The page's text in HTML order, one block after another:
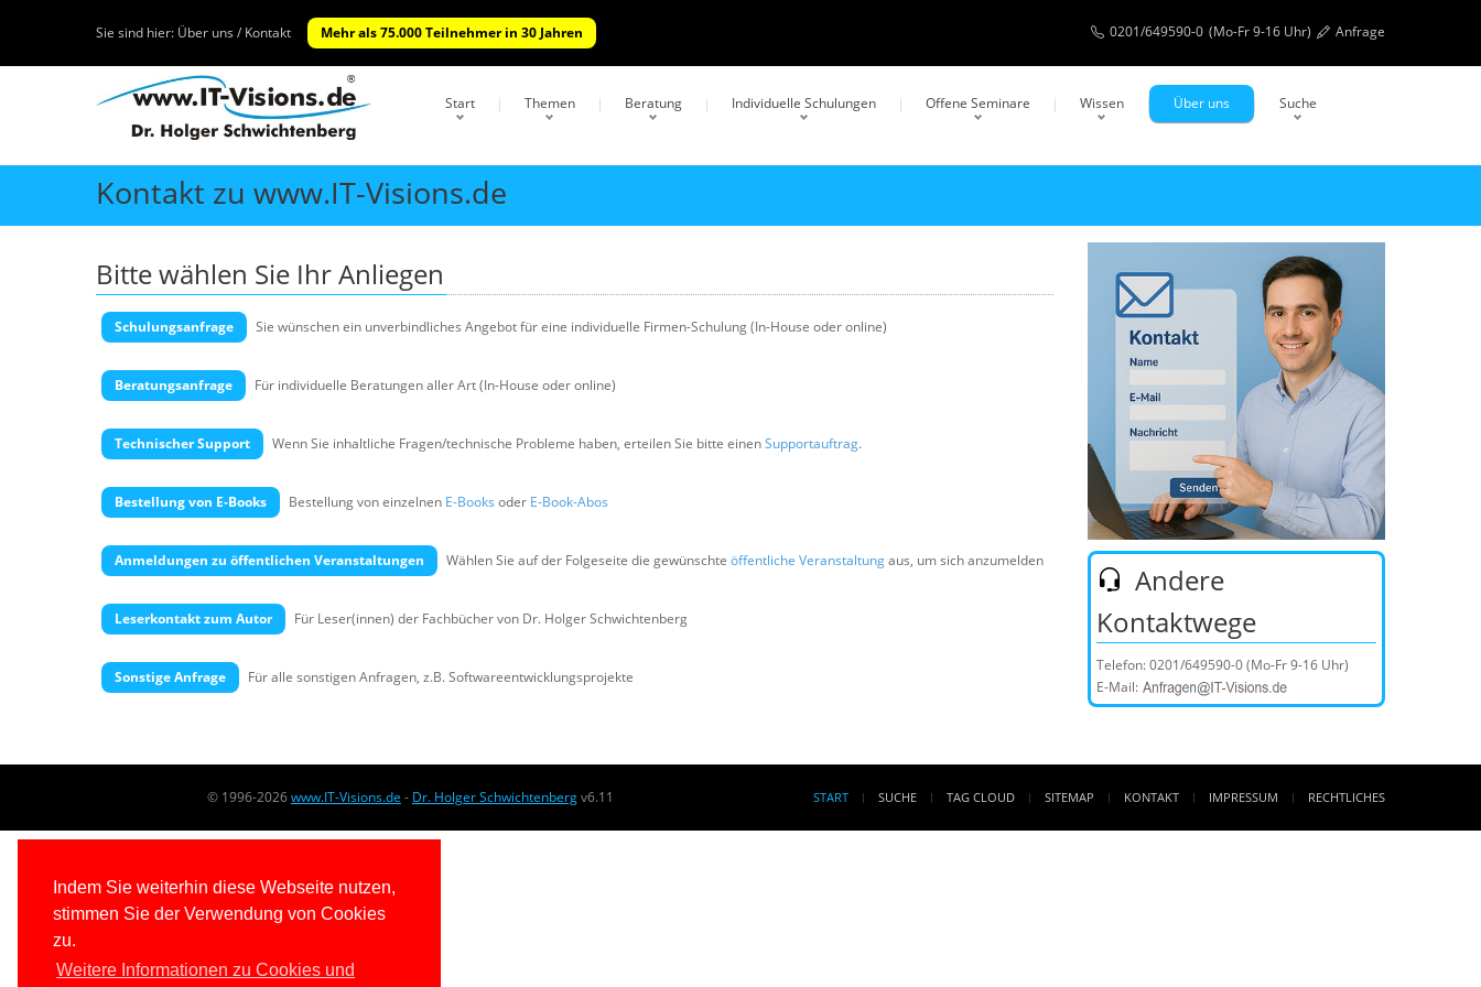
Indem Sie weiterhin diese Webseite nutzen,
stimmen Sie der Verwendung von Cookies
zu.
Weitere Informationen zu Cookies und
Sie sind hier: Über uns / Kontakt Mehr als 75.000 Teilnehmer in 30 Jahren 0201/649590-0 (Mo-Fr 9-16 Uhr) Anfrage
Start Themen Beratung Individuelle Schulungen Offene Seminare Wissen Über uns Suche
Kontakt zu www.IT-Visions.de
Bitte wählen Sie Ihr Anliegen
Schulungsanfrage Sie wünschen ein unverbindliches Angebot für eine individuelle Firmen-Schulung (In-House oder online)
Beratungsanfrage Für individuelle Beratungen aller Art (In-House oder online)
Technischer Support Wenn Sie inhaltliche Fragen/technische Probleme haben, erteilen Sie bitte einenSupportauftrag.
Bestellung von E-Books Bestellung von einzelnen E-Books oder E-Book-Abos
Anmeldungen zu öffentlichen Veranstaltungen Wählen Sie auf der Folgeseite die gewünschte öffentliche Veranstaltungaus, um sich anzumelden
Leserkontakt zum Autor Für Leser(innen) der Fachbücher von Dr. Holger Schwichtenberg
Sonstige Anfrage Für alle sonstigen Anfragen, z.B. Softwareentwicklungsprojekte
Andere
Kontaktwege
Telefon:0201/649590-0(Mo-Fr 9-16 Uhr)
E-Mail:
© 1996-2026www.IT-Visions.de - Dr. Holger Schwichtenbergv6.11 START SUCHE TAG CLOUD SITEMAP KONTAKT IMPRESSUM RECHTLICHES